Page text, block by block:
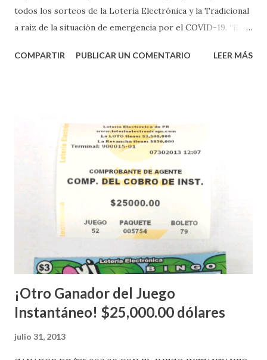
todos los sorteos de la Lotería Electrónica y la Tradicional
a raíz de la situación de emergencia por el COVID-19. “En
proteger la salud de nuestros empleados, vendedores y
instantáneos”, indicó López. Sobre el sorteo de Powerball,
López explicó que el mismo se continuará realizando en los
Estados Unidos y los jugadores podrán conocer los
números ganadores del mismo a través de la página
aquellos con jugadas anticipadas de los sorteos locales (
Loto, Revancha, Pega 2, Pega 3 Pega 4 ) se les informará
Mientras, que l...
COMPARTIR PUBLICAR UN COMENTARIO LEER MÁS
¡Otro Ganador del Juego
Instantáneo! $25,000.00 dólares
julio 31, 2013